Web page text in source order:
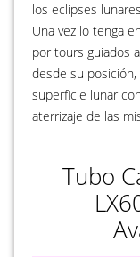
los eclipses
Una vez lo tenga
por tours guiados
desde su
superficie lunar
aterrizaje de las
Tubo